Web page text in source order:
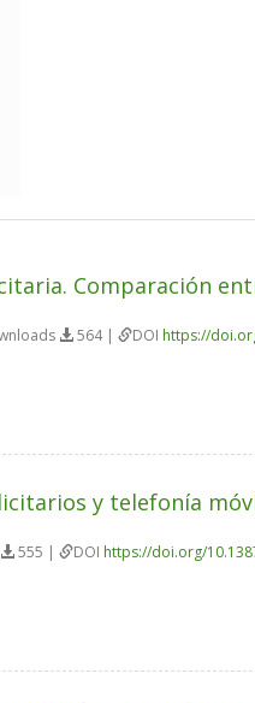
Comparación
564 | DOI https://
y telefonía
555 | DOI https://doi.org/